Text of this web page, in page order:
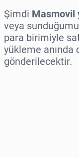
Şimdi Masmovil
veya
para birimiyle
yükleme anında
gönderilecektir.